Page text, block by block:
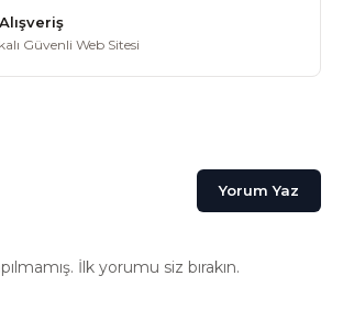
Güvenli Web Sitesi
Yorum Yaz
İlk yorumu siz bırakın.